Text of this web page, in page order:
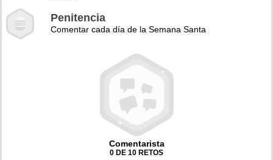
Penitencia
Comentar cada día de la Semana Santa
Comentarista
0 DE 10 RETOS